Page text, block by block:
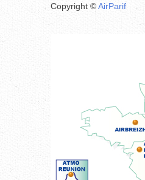
Copyright ©AirParif